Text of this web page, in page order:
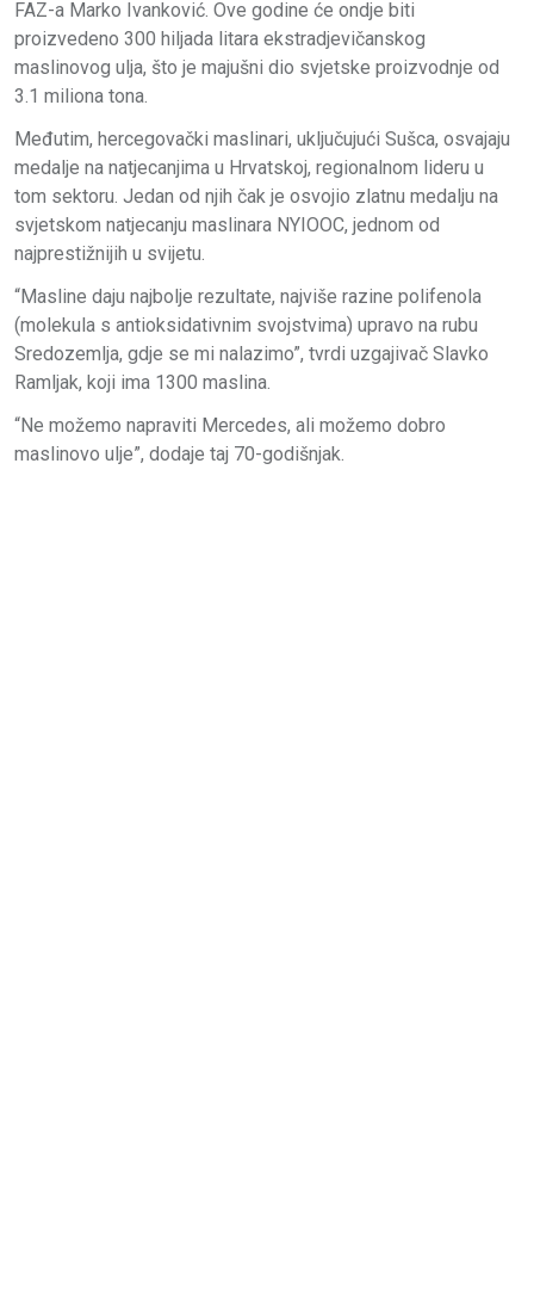
FAZ-a Marko Ivanković. Ove godine će ondje biti
proizvedeno 300 hiljada litara ekstradjevičanskog
maslinovog ulja, što je majušni dio svjetske proizvodnje od
3.1 miliona tona.
Međutim, hercegovački maslinari, uključujući Sušca, osvajaju
medalje na natjecanjima u Hrvatskoj, regionalnom lideru u
tom sektoru. Jedan od njih čak je osvojio zlatnu medalju na
svjetskom natjecanju maslinara NYIOOC, jednom od
najprestižnijih u svijetu.
“Masline daju najbolje rezultate, najviše razine polifenola
(molekula s antioksidativnim svojstvima) upravo na rubu
Sredozemlja, gdje se mi nalazimo”, tvrdi uzgajivač Slavko
Ramljak, koji ima 1300 maslina.
“Ne možemo napraviti Mercedes, ali možemo dobro
maslinovo ulje”, dodaje taj 70-godišnjak.